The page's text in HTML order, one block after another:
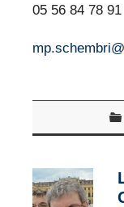
05 56 84 78 91